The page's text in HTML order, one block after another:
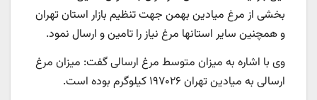
بخشی از مرغ میادین بهمن جهت تنظیم بازار استان تهران
و همچنین سایر استانها مرغ نیاز را تامین و ارسال نمود.
وی با اشاره به میزان متوسط مرغ ارسالی گفت: میزان مرغ
ارسالی به میادین تهران ۱۹۷۰۲۶ کیلوگرم بوده است.